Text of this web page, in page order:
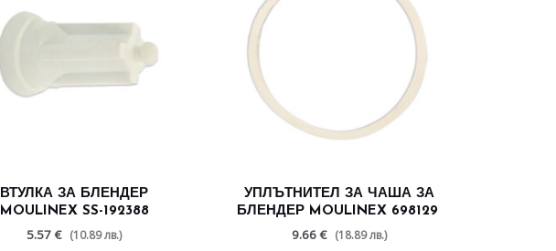
ВТУЛКА ЗА БЛЕНДЕР
MOULINEX SS-192388
5.57 € (10.89 лв.)
УПЛЪТНИТЕЛ ЗА ЧАША ЗА
БЛЕНДЕР MOULINEX 698129
9.66 € (18.89 лв.)